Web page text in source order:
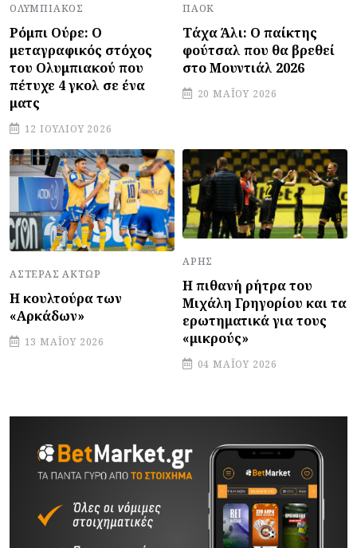
ΟΛΥΜΠΙΑΚΌΣ
Ρόμπι Ούρε: Ο
μεταγραφικός στόχος
του Ολυμπιακού που
πέτυχε 4 γκολ σε ένα
ματς
12 ΙΟΥΛΊΟΥ 2026
ΠΑΟΚ
Τάχα Άλι: Ο παίκτης
φούτσαλ που θα βρεθεί
στο Μουντιάλ 2026
20 ΜΑΪ́ΟΥ 2026
ΑΣΤΈΡΑΣ ΆΚΤΩΡ
Η κουλτούρα των
«Αρκάδων»
13 ΜΑΪ́ΟΥ 2026
ΆΡΗΣ
Η πιθανή ρήτρα του
Μιχάλη Γρηγορίου και τα
ερωτηματικά για τους
«μικρούς»
04 ΜΑΪ́ΟΥ 2026